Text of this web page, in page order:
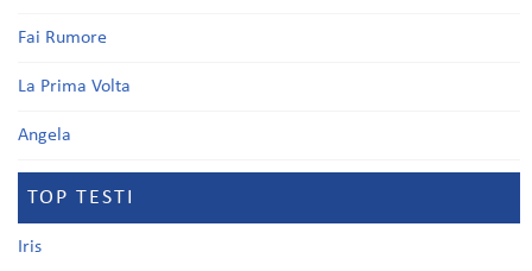
Fai Rumore
La Prima Volta
Angela
TOP TESTI
Iris